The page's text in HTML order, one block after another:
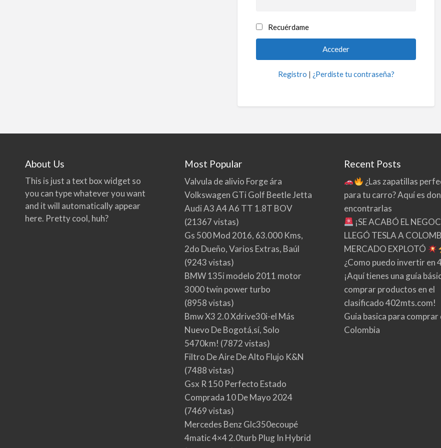
Recuérdame
Registro | ¿Perdiste tu contraseña?
About Us
This is just a text box widget so
you can type whatever you want
and it will automatically appear
here. Pretty cool, huh?
Most Popular
Valvula de alivio Forge ára
Volkswagen GTi Golf Beetle Jetta
Audi A3 A4 A6 TT 1.8T BOV
(21367 vistas)
Gs 500 Mod 2016, 63.000 Kms,
2do Dueño, Varios Extras, Baúl
(9243 vistas)
BMW 135i modelo 2011 motor
3000 twin power turbo
(8958 vistas)
Bmw X3 2.0 Xdrive30i-el Más
Nuevo De Bogotá,sí, Solo
5470km! (7872 vistas)
Filtro De Aire De Alto Flujo K&N
(7488 vistas)
Gsx R 150 Perfecto Estado
Comprada 10 De Mayo 2024
(7469 vistas)
Mercedes Benz Glc350ecoupé
4matic 4×4 2.0turb Plug In Hybrid
Recent Posts
¿Las zapatillas
para tu carro? Aquí es
encontrarlas
¡SE ACABÓ EL
LLEGÓ TESLA A
MERCADO EXPLOTÓ
¿Como puedo invertir en
¡Aquí tienes una guía
comprar productos en el
clasificado 402mts.com!
Guia basica para comprar
Colombia